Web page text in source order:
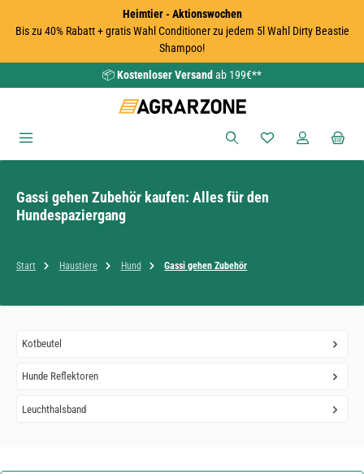
Heimtier - Aktionswochen
Bis zu 40% Rabatt + gratis Wahl Conditioner zu jedem 5l Wahl Dirty Beastie
Shampoo!
📦Kostenloser Versand ab 199€**
Du hast 0
Gassi gehen Zubehör kaufen: Alles für den
Hundespaziergang
Start Haustiere Hund Gassi gehen Zubehör
Kotbeutel
Hunde Reflektoren
Leuchthalsband